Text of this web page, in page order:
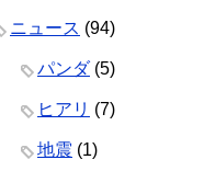
ニュース (94)
パンダ(5)
ヒアリ (7)
地震 (1)